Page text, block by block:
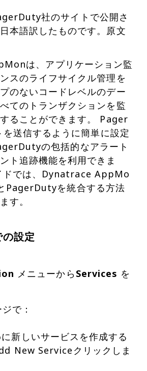
社のサイトで公開さ
本語訳したものです。原文
は、アプリケーション監
スのライフサイクル管理を
のないコードレベルのデー
てのトランザクションを監
ることができます。 Pager
送信するように簡単に設定
の包括的なアラート
ト追跡機能を利用できま
ドでは、Dynatrace AppMo
PagerDutyを統合する方法
す。
設定
メニューからServices を
新しいサービスを作成する
New Serviceクリックしま